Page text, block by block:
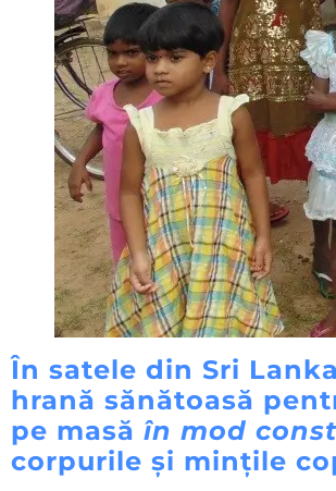
În satele din Sri
hrană sănătoasă
pe masă în mod
corpurile și mințile